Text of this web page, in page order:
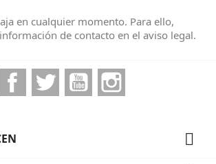
en cualquier momento. Para ello,
de contacto en el aviso legal.
FacebookTwitter YouTube
